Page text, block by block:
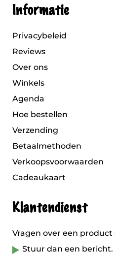
Informatie
Privacybeleid
Reviews
Over ons
Winkels
Agenda
Hoe bestellen
Verzending
Betaalmethoden
Verkoopsvoorwaarden
Cadeaukaart
Klantendienst
Vragen over een
Stuur dan een bericht.